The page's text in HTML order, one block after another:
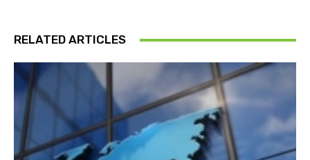
RELATED ARTICLES